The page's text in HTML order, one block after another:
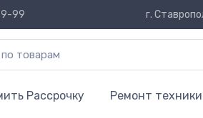
99 г.
Рассрочку Ремонт техники